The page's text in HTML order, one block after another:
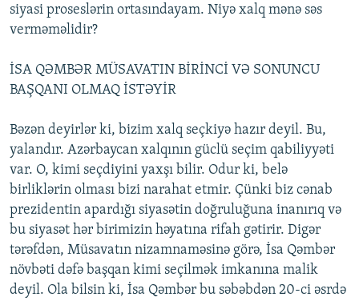
siyasi proseslərin ortasındayam. Niyə xalq mənə səs
verməməlidir?
İSA QƏMBƏR MÜSAVATIN BİRİNCİ VƏ SONUNCU
BAŞQANI OLMAQ İSTƏYİR
Bəzən deyirlər ki, bizim xalq seçkiyə hazır deyil. Bu,
yalandır. Azərbaycan xalqının güclü seçim qabiliyyəti
var. O, kimi seçdiyini yaxşı bilir. Odur ki, belə
birliklərin olması bizi narahat etmir. Çünki biz cənab
prezidentin apardığı siyasətin doğruluğuna inanırıq və
bu siyasət hər birimizin həyatına rifah gətirir. Digər
tərəfdən, Müsavatın nizamnaməsinə görə, İsa Qəmbər
növbəti dəfə başqan kimi seçilmək imkanına malik
deyil. Ola bilsin ki, İsa Qəmbər bu səbəbdən 20-ci əsrdə